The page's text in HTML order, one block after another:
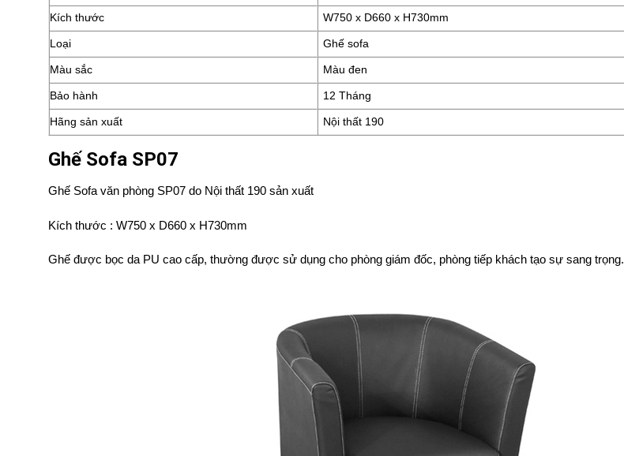
Kích thước W750 x D660 x H730mm
Loại Ghế sofa
Màu sắc Màu đen
Bảo hành 12 Tháng
Hãng sản xuất Nội thất 190
Ghế Sofa SP07
Ghế Sofa văn phòng SP07 do Nội thất 190 sản xuất
Kích thước : W750 x D660 x H730mm
Ghế được bọc da PU cao cấp, thường được sử dụng cho phòng giám đốc, phòng tiếp khách tạo sự sang trọng.